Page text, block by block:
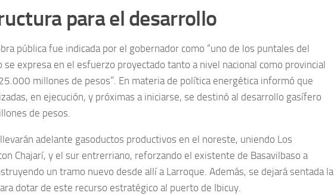
para el desarrollo
pública fue indicada por el gobernador como “uno de los puntales del
se expresa en el esfuerzo proyectado tanto a nivel nacional como provincial
millones de pesos”. En materia de política energética informó que
en ejecución, y próximas a iniciarse, se destinó al desarrollo gasífero
de pesos.
adelante gasoductos productivos en el noreste, uniendo Los
Chajarí, y el sur entrerriano, reforzando el existente de Basavilbaso a
un tramo nuevo desde allí a Larroque. Además, se dejará sentada la
dotar de este recurso estratégico al puerto de Ibicuy.